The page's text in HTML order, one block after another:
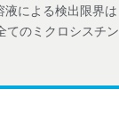
による検出限界
のミクロシスチ